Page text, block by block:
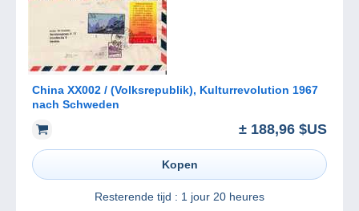
China XX002 / (Volksrepublik), Kulturrevolution 1967
nach Schweden
± 188,96 $US
Kopen
Resterende tijd : 1 jour 20 heures